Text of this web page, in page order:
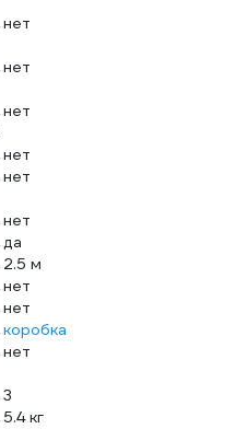
нет
нет
нет
нет
нет
нет
да
2.5 м
нет
нет
коробка
нет
3
5.4 кг